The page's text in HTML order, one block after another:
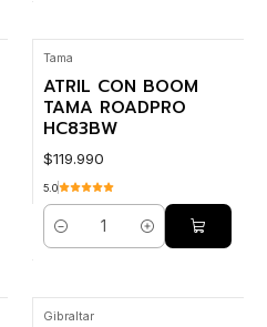
Tama
ATRIL CON BOOM
TAMA ROADPRO
HC83BW
$119.990
5.0
Cantidad
Gibraltar